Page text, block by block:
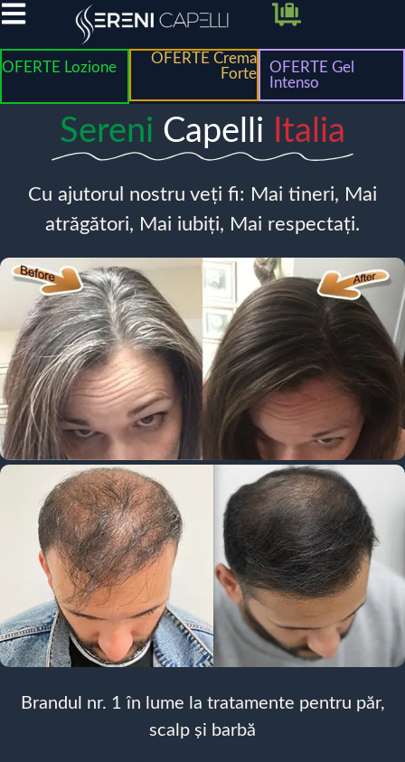
OFERTE Lozione
OFERTE Crema
Forte
OFERTE Gel
Intenso
Sereni Capelli Italia
Cu ajutorul nostru veți fi: Mai tineri, Mai
atrăgători, Mai iubiți, Mai respectați.
Brandul nr. 1 în lume la tratamente pentru păr,
scalp și barbă